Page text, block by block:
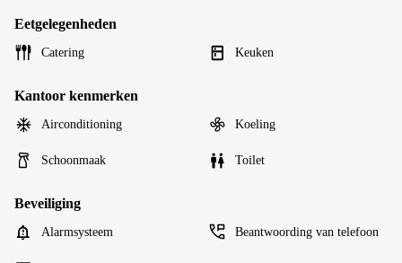
Eetgelegenheden
Catering Keuken
Kantoor kenmerken
Airconditioning Koeling
Schoonmaak Toilet
Beveiliging
Alarmsysteem Beantwoording van telefoon